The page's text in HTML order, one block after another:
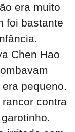
era muito
foi bastante
Chen Hao
pequeno.
contra